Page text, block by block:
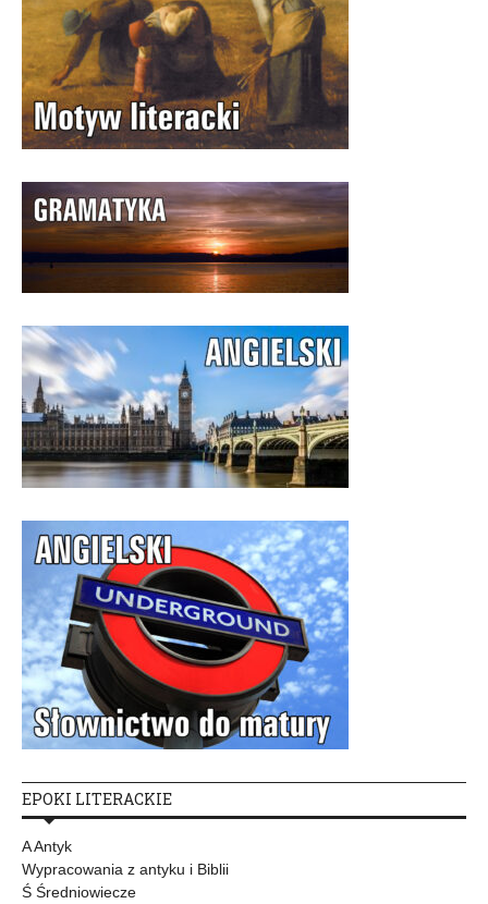
EPOKI LITERACKIE
A Antyk
Wypracowania z antyku i Biblii
Ś Średniowiecze